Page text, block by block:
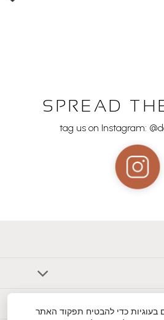
SPREAD
tag us on Instagram:
כדי להבטיח תפקוד האתר